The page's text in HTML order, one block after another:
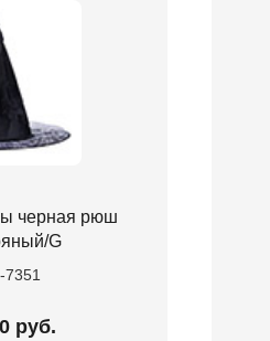
черная рюш
G
7351
руб.